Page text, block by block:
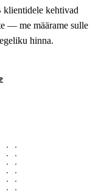
klientidele kehtivad
— me määrame sulle
hinna.